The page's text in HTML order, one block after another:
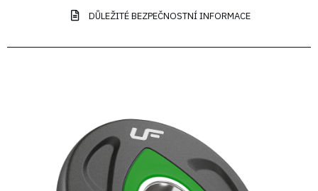
DŮLEŽITÉ BEZPEČNOSTNÍ INFORMACE